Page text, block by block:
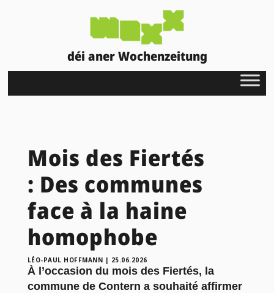
déi aner Wochenzeitung
Mois des Fiertés
: Des communes
face à la haine
homophobe
LÉO-PAUL HOFFMANN | 25.06.2026
À l’occasion du mois des Fiertés, la
commune de Contern a souhaité affirmer